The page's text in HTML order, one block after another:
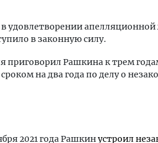
в удовлетворении
в законную силу.
приговорил Рашкина к трем
на два года по делу о
2021 года Рашкинустроил